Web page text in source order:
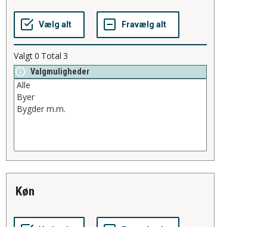
Valgt0 Total 3
Valgmuligheder
køn